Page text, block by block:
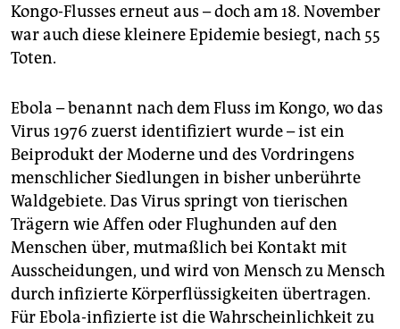
Kongo-Flusses erneut aus – doch am 18. November
war auch diese kleinere Epidemie besiegt, nach 55
Toten.
Ebola – benannt nach dem Fluss im Kongo, wo das
Virus 1976 zuerst identifiziert wurde – ist ein
Beiprodukt der Moderne und des Vordringens
menschlicher Siedlungen in bisher unberührte
Waldgebiete. Das Virus springt von tierischen
Trägern wie Affen oder Flughunden auf den
Menschen über, mutmaßlich bei Kontakt mit
Ausscheidungen, und wird von Mensch zu Mensch
durch infizierte Körperflüssigkeiten übertragen.
Für Ebola-infizierte ist die Wahrscheinlichkeit zu